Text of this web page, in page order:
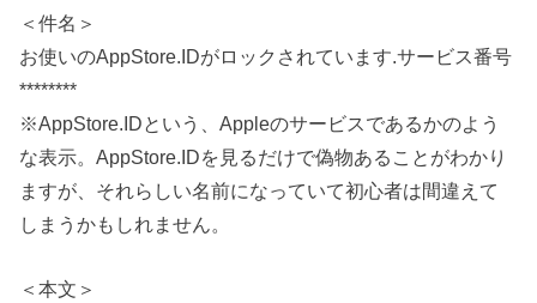
＜件名＞
お使いのAppStore.IDがロックされています.サービス番号
********
※AppStore.IDという、Appleのサービスであるかのよう
な表示。AppStore.IDを見るだけで偽物あることがわかり
ますが、それらしい名前になっていて初心者は間違えて
しまうかもしれません。
＜本文＞